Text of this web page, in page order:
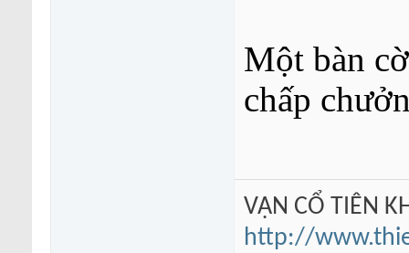
Một bàn
chấp
VẠN CỔ TIÊN
http://